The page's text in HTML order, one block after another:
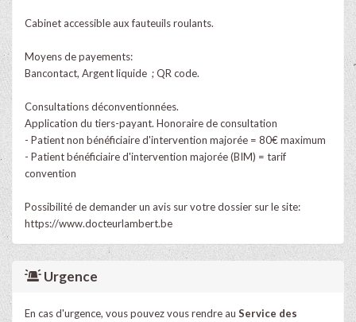
Cabinet accessible aux fauteuils roulants.
Moyens de payements:
Bancontact, Argent liquide ; QR code.
Consultations déconventionnées.
Application du tiers-payant. Honoraire de consultation
- Patient non bénéficiaire d'intervention majorée = 80€ maximum
- Patient bénéficiaire d'intervention majorée (BIM) = tarif
convention
Possibilité de demander un avis sur votre dossier sur le site:
https://www.docteurlambert.be
Urgence
En cas d'urgence, vous pouvez vous rendre au Service des